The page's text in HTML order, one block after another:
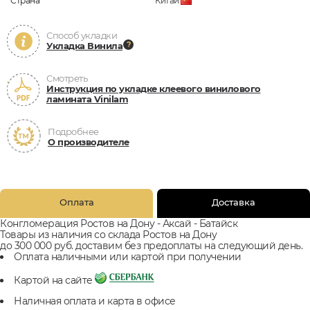
Способ укладки
Укладка Винила
Смотреть
Инструкция по укладке клеевого винилового
ламината Vinilam
Подробнее
О производителе
Оплата Доставка
Конгломерация Ростов на Дону - Аксай - Батайск
Товары из наличия со склада Ростов на Дону
до 300 000 руб. доставим без предоплаты на следующий день.
Оплата наличными или картой при получении
Картой на сайте
Наличная оплата и карта в офисе